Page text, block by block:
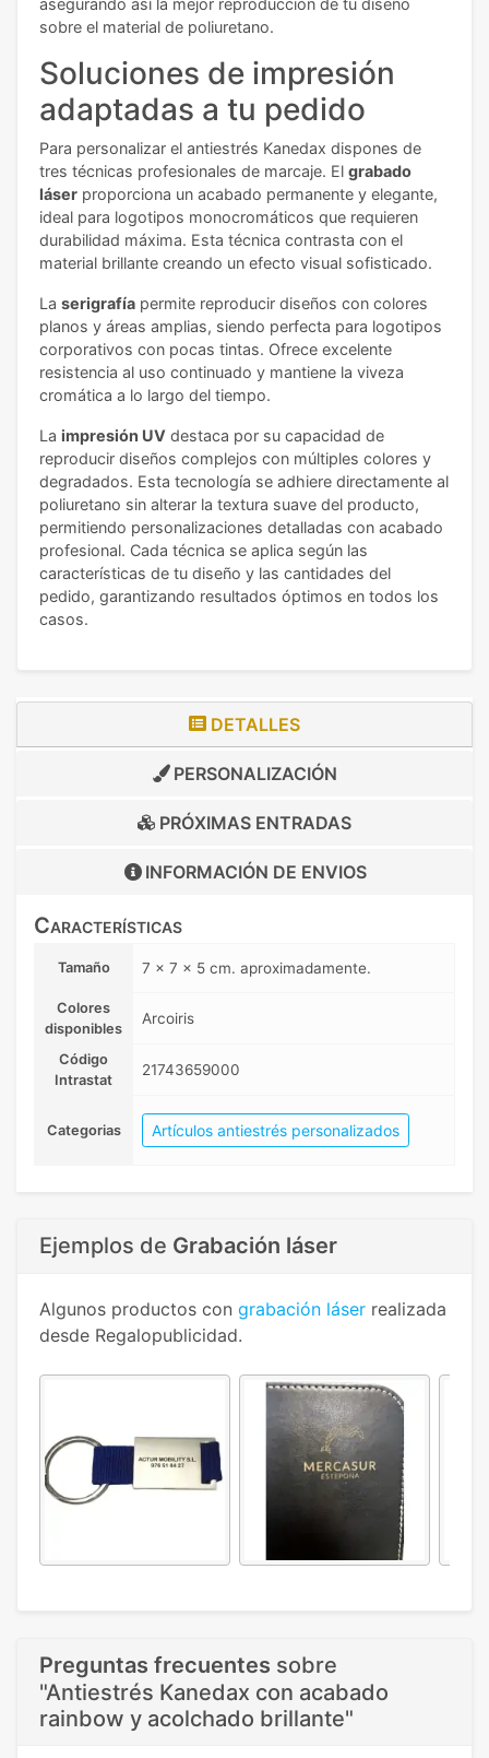
sobre el material de poliuretano.
Soluciones de impresión
adaptadas a tu pedido
Para personalizar el antiestrés Kanedax dispones de
tres técnicas profesionales de marcaje. El grabado
láser proporciona un acabado permanente y elegante,
ideal para logotipos monocromáticos que requieren
durabilidad máxima. Esta técnica contrasta con el
material brillante creando un efecto visual sofisticado.
La serigrafía permite reproducir diseños con colores
planos y áreas amplias, siendo perfecta para logotipos
corporativos con pocas tintas. Ofrece excelente
resistencia al uso continuado y mantiene la viveza
cromática a lo largo del tiempo.
La impresión UV destaca por su capacidad de
reproducir diseños complejos con múltiples colores y
degradados. Esta tecnología se adhiere directamente al
poliuretano sin alterar la textura suave del producto,
permitiendo personalizaciones detalladas con acabado
profesional. Cada técnica se aplica según las
características de tu diseño y las cantidades del
pedido, garantizando resultados óptimos en todos los
casos.
DETALLES
PERSONALIZACIÓN
PRÓXIMAS ENTRADAS
INFORMACIÓN DE ENVIOS
Características
Tamaño 7 x 7 x 5 cm. aproximadamente.
Colores
disponibles
Arcoiris
Código
Intrastat
21743659000
Categorias Artículos antiestrés personalizados
Ejemplos de Grabación láser
Algunos productos con grabación láser realizada
desde Regalopublicidad.
Preguntas frecuentes sobre
"Antiestrés Kanedax con acabado
rainbow y acolchado brillante"